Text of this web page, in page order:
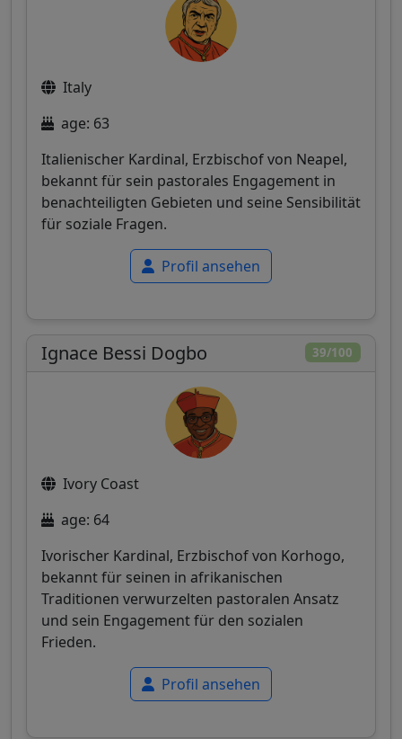
Italy
age: 63
Italienischer Kardinal, Erzbischof von Neapel,
bekannt für sein pastorales Engagement in
benachteiligten Gebieten und seine Sensibilität
für soziale Fragen.
Profil ansehen
39/100
Ignace Bessi Dogbo
Ivory Coast
age: 64
Ivorischer Kardinal, Erzbischof von Korhogo,
bekannt für seinen in afrikanischen
Traditionen verwurzelten pastoralen Ansatz
und sein Engagement für den sozialen
Frieden.
Profil ansehen